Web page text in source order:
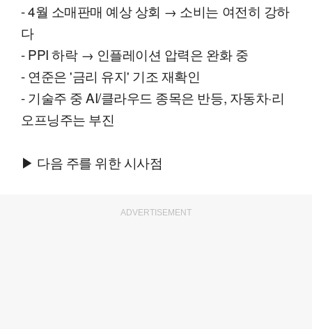
- 4월 소매판매 예상 상회 → 소비는 여전히 강하
다
- PPI 하락 → 인플레이션 압력은 완화 중
- 연준은 '금리 유지' 기조 재확인
- 기술주 중 AI/클라우드 종목은 반등, 자동차·리
오프닝주는 부진
▶ 다음 주를 위한 시사점
ADVERTISEMENT